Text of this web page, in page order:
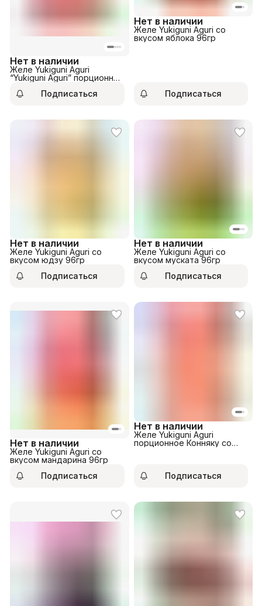
Нет в наличии
Желе Yukiguni Aguri
“Yukiguni Aguri” порционное
Виноград/Яблоко) 288гр
Подписаться
Нет в наличии
Желе Yukiguni Aguri со
вкусом яблока 96гр
Подписаться
Нет в наличии
Желе Yukiguni Aguri со
вкусом юдзу 96гр
Подписаться
Нет в наличии
Желе Yukiguni Aguri со
вкусом муската 96гр
Подписаться
Нет в наличии
Желе Yukiguni Aguri со
вкусом мандарина 96гр
Подписаться
Нет в наличии
Желе Yukiguni Aguri
порционное Конняку со
Подписаться